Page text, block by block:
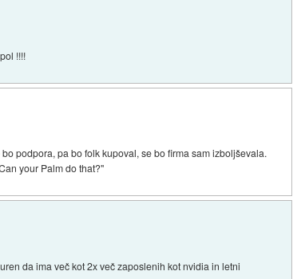
!!!!
podpora, pa bo folk kupoval, se bo firma sam izboljševala.
your Palm do that?"
da ima več kot 2x več zaposlenih kot nvidia in letni